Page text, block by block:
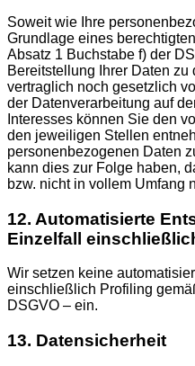
Soweit wie Ihre
Grundlage eines
Absatz 1 Buchstabe f) der
Bereitstellung Ihrer Daten
vertraglich noch gesetzlich
der Datenverarbeitung auf
Interesses können Sie den
den jeweiligen Stellen
personenbezogenen Daten
kann dies zur Folge haben,
bzw. nicht in vollem Umfang
12. Automatisierte
Einzelfall
Wir setzen keine
einschließlich Profiling
DSGVO – ein.
13. Datensicherheit